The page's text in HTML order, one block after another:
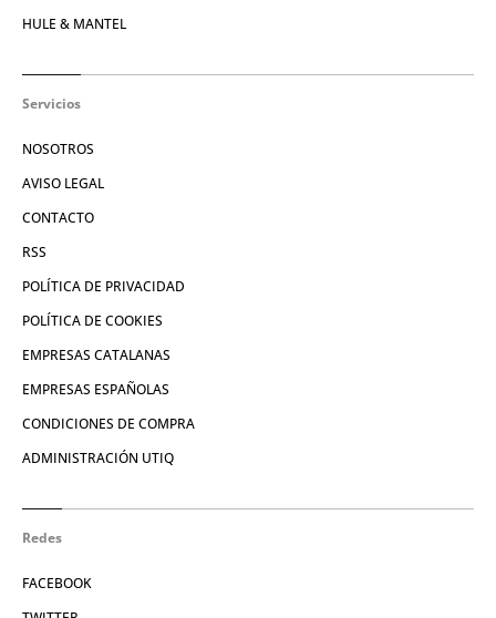
HULE & MANTEL
Servicios
NOSOTROS
AVISO LEGAL
CONTACTO
RSS
POLÍTICA DE PRIVACIDAD
POLÍTICA DE COOKIES
EMPRESAS CATALANAS
EMPRESAS ESPAÑOLAS
CONDICIONES DE COMPRA
ADMINISTRACIÓN UTIQ
Redes
FACEBOOK